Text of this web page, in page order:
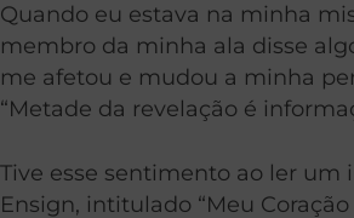
Quando eu estava na minha
membro da minha ala disse
me afetou e mudou a minha
“Metade da revelação é
Tive esse sentimento ao ler um
Ensign, intitulado “Meu